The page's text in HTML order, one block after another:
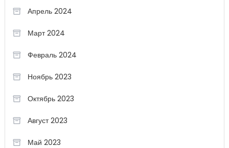
Апрель 2024
Март 2024
Февраль 2024
Ноябрь 2023
Октябрь 2023
Август 2023
Май 2023